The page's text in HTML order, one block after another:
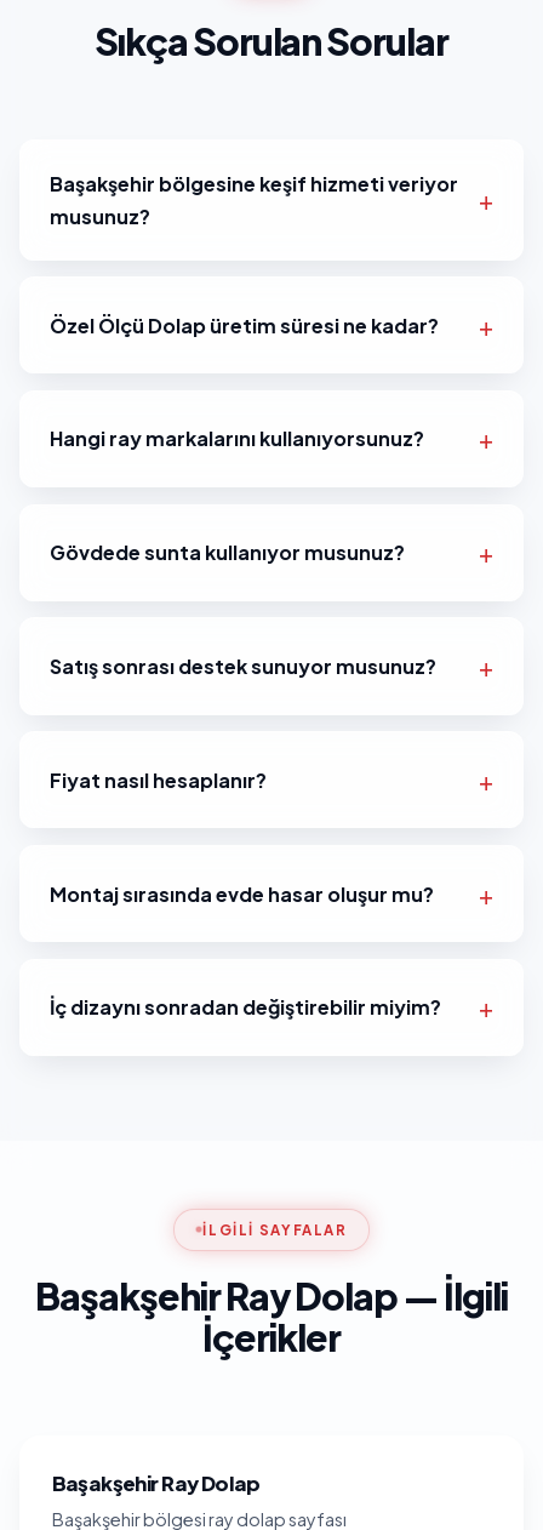
Sıkça Sorulan Sorular
Başakşehir bölgesine keşif hizmeti veriyor
musunuz?
Özel Ölçü Dolap üretim süresi ne kadar?
Hangi ray markalarını kullanıyorsunuz?
Gövdede sunta kullanıyor musunuz?
Satış sonrası destek sunuyor musunuz?
Fiyat nasıl hesaplanır?
Montaj sırasında evde hasar oluşur mu?
İç dizaynı sonradan değiştirebilir miyim?
İLGILI SAYFALAR
Başakşehir Ray Dolap — İlgili
İçerikler
Başakşehir Ray Dolap
Başakşehir bölgesi ray dolap sayfası